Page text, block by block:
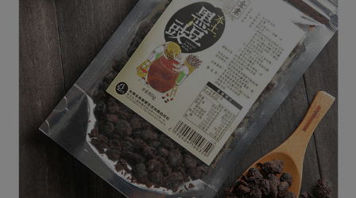
豆製品 米麵雜糧
肉品・水產
畜產肉類 水產
水畜加工品
調理食材・點心
烘焙
蔬食
蛋料理
料理方式
烘焙．點心
更多預購活動
當季產品
合作25-經典快閃最後一週
合作25-精選產品第四彈
合作25-精選產品第三彈
產品故事 生活提案
樂齡生活 親子食育
廚房瑜伽
關注議題
惜食
支持本土農糧
關於我們
合作社組織
員工與求才
產品檢驗
自主把關